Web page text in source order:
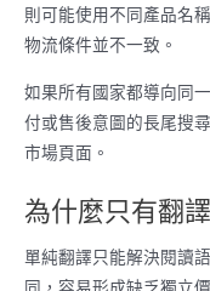
則可能使用不同產品名
物流條件並不一致。
如果所有國家都導向同
付或售後意圖的長尾搜
市場頁面。
為什麼只有翻
單純翻譯只能解決閱讀